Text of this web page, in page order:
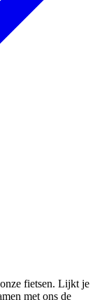
fietsen. Lijkt je
met ons de